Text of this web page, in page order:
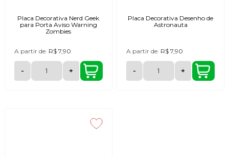
Placa Decorativa Nerd Geek
para Porta Aviso Warning
Zombies
A partir de: R$ 7,90
- +
Placa Decorativa Desenho de
Astronauta
A partir de: R$ 7,90
- +